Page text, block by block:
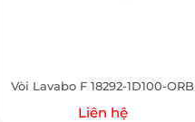
Vòi Lavabo F 18292-1D100-ORB
Liên hệ